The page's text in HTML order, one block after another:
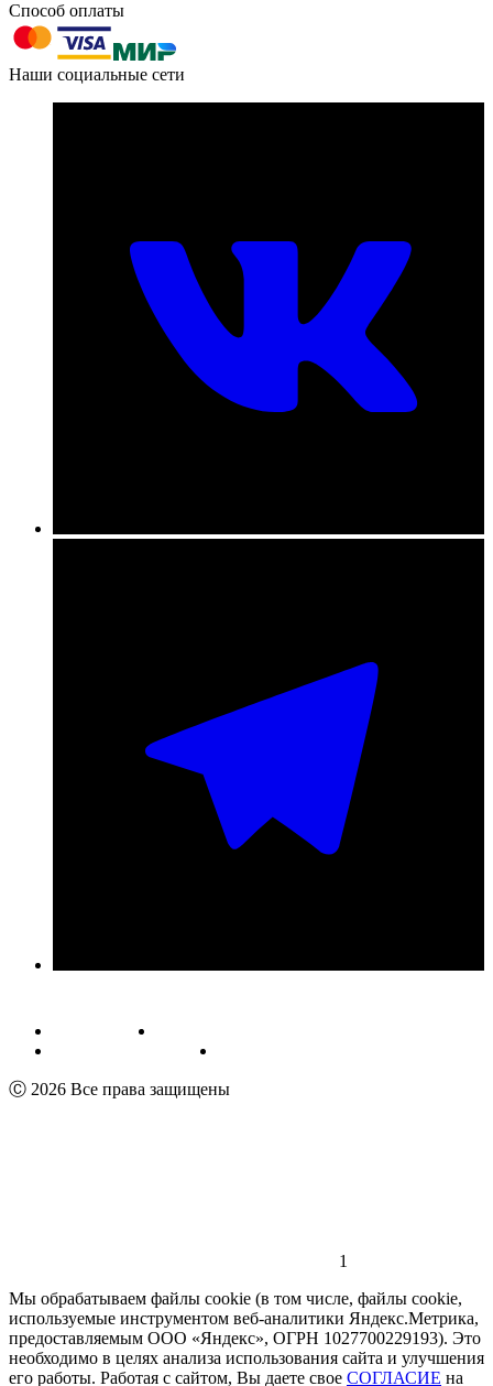
603004, г. Нижний Новгород, проспект Ленина, д. 95
Номер телефона для связи:
+7 (831) 290-86-98
Способ оплаты
Наши социальные сети
Публичная оферта
Пользовательское соглашение
Ⓒ 2026 Все права защищены
1
Мы обрабатываем файлы cookie (в том числе, файлы cookie,
используемые инструментом веб-аналитики Яндекс.Метрика,
предоставляемым ООО «Яндекс», ОГРН 1027700229193). Это
необходимо в целях анализа использования сайта и улучшения
его работы. Работая с сайтом, Вы даете свое СОГЛАСИЕ на